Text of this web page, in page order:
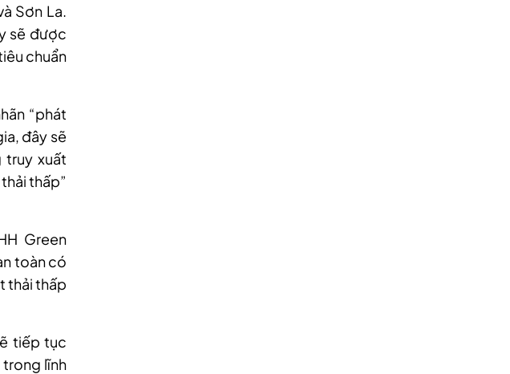
Sơn La.
sẽ được
chuẩn
“phát
đây sẽ
xuất
thấp”
Green
toàn có
thải thấp
tiếp tục
trong lĩnh